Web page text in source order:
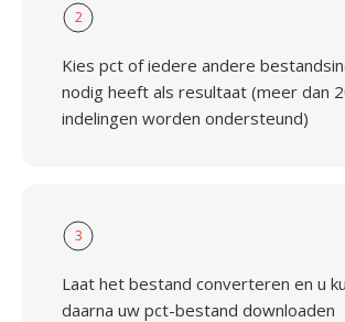
2
Kies pct of iedere andere
nodig heeft als resultaat (meer dan
indelingen worden ondersteund)
3
Laat het bestand converteren en u
daarna uw pct-bestand downloaden